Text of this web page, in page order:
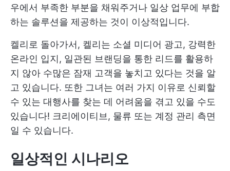
우에서 부족한 부분을 채워주거나 일상 업무에 부합
하는 솔루션을 제공하는 것이 이상적입니다.
켈리로 돌아가서, 켈리는 소셜 미디어 광고, 강력한
온라인 입지, 일관된 브랜딩을 통한 리드를 활용하
지 않아 수많은 잠재 고객을 놓치고 있다는 것을 알
고 있습니다. 또한 그녀는 여러 가지 이유로 신뢰할
수 있는 대행사를 찾는 데 어려움을 겪고 있을 수도
있습니다! 크리에이티브, 물류 또는 계정 관리 측면
일 수 있습니다.
일상적인 시나리오